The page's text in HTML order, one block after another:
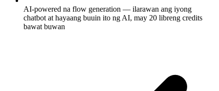
AI-powered na flow generation — ilarawan ang iyong
chatbot at hayaang buuin ito ng AI, may 20 libreng credits
bawat buwan